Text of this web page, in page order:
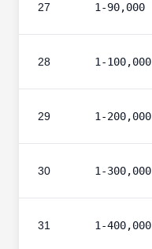
27 1-90,000
28 1-100,000
29 1-200,000
30 1-300,000
31 1-400,000